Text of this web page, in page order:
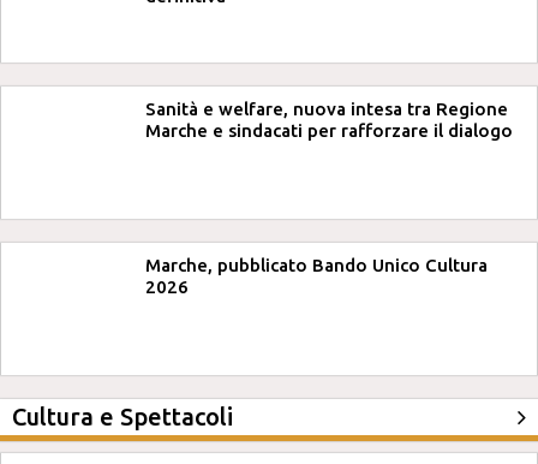
Sanità e welfare, nuova intesa tra Regione
Marche e sindacati per rafforzare il dialogo
Marche, pubblicato Bando Unico Cultura
2026
Cultura e Spettacoli